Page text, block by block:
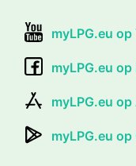
myLPG.eu op
myLPG.eu
myLPG.eu
myLPG.eu